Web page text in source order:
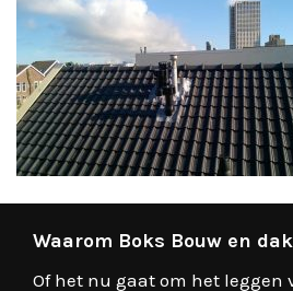
Waarom Boks Bouw en
Of het nu gaat om het leggen